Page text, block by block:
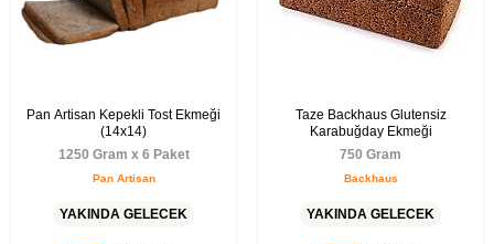
Pan Artisan Kepekli Tost Ekmeği
(14x14)
1250 Gram x 6 Paket
Pan Artisan
YAKINDA GELECEK
Taze Backhaus Glutensiz
Karabuğday Ekmeği
750 Gram
Backhaus
YAKINDA GELECEK